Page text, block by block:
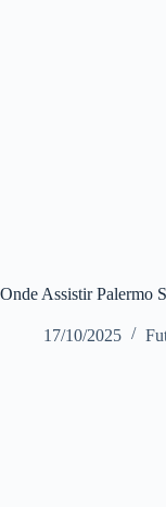
Onde Assistir Palermo
17/10/2025